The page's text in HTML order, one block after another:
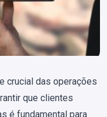
crucial das operações
que clientes
é fundamental para